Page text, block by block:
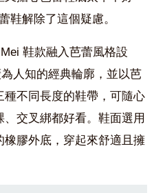
鞋解除了這個疑慮。
鞋款融入芭蕾風格設
人知的經典輪廓，並以芭
不同長度的鞋帶，可隨心
交叉綁都好看。鞋面選用
膠外底，穿起來舒適且擁